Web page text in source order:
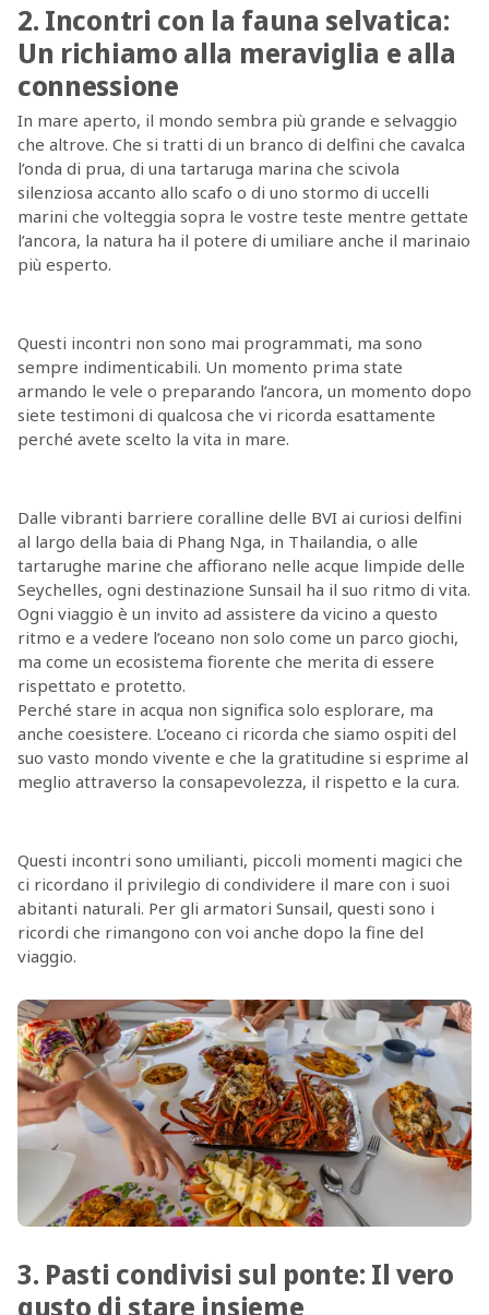
2. Incontri con la fauna selvatica:
Un richiamo alla meraviglia e alla
connessione
In mare aperto, il mondo sembra più grande e selvaggio
che altrove. Che si tratti di un branco di delfini che cavalca
l’onda di prua, di una tartaruga marina che scivola
silenziosa accanto allo scafo o di uno stormo di uccelli
marini che volteggia sopra le vostre teste mentre gettate
l’ancora, la natura ha il potere di umiliare anche il marinaio
più esperto.
Questi incontri non sono mai programmati, ma sono
sempre indimenticabili. Un momento prima state
armando le vele o preparando l’ancora, un momento dopo
siete testimoni di qualcosa che vi ricorda esattamente
perché avete scelto la vita in mare.
Dalle vibranti barriere coralline delle BVI ai curiosi delfini
al largo della baia di Phang Nga, in Thailandia, o alle
tartarughe marine che affiorano nelle acque limpide delle
Seychelles, ogni destinazione Sunsail ha il suo ritmo di vita.
Ogni viaggio è un invito ad assistere da vicino a questo
ritmo e a vedere l’oceano non solo come un parco giochi,
ma come un ecosistema fiorente che merita di essere
rispettato e protetto.
Perché stare in acqua non significa solo esplorare, ma
anche coesistere. L’oceano ci ricorda che siamo ospiti del
suo vasto mondo vivente e che la gratitudine si esprime al
meglio attraverso la consapevolezza, il rispetto e la cura.
Questi incontri sono umilianti, piccoli momenti magici che
ci ricordano il privilegio di condividere il mare con i suoi
abitanti naturali. Per gli armatori Sunsail, questi sono i
ricordi che rimangono con voi anche dopo la fine del
viaggio.
3. Pasti condivisi sul ponte: Il vero
gusto di stare insieme